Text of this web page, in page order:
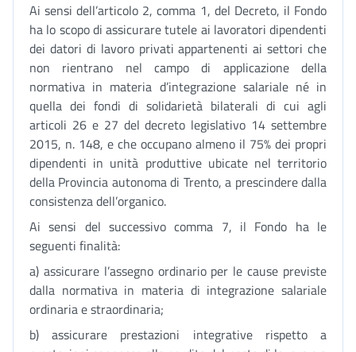
Ai sensi dell’articolo 2, comma 1, del Decreto, il Fondo
ha lo scopo di assicurare tutele ai lavoratori dipendenti
dei datori di lavoro privati appartenenti ai settori che
non rientrano nel campo di applicazione della
normativa in materia d’integrazione salariale né in
quella dei fondi di solidarietà bilaterali di cui agli
articoli 26 e 27 del decreto legislativo 14 settembre
2015, n. 148, e che occupano almeno il 75% dei propri
dipendenti in unità produttive ubicate nel territorio
della Provincia autonoma di Trento, a prescindere dalla
consistenza dell’organico.
Ai sensi del successivo comma 7, il Fondo ha le
seguenti finalità:
a) assicurare l’assegno ordinario per le cause previste
dalla normativa in materia di integrazione salariale
ordinaria e straordinaria;
b) assicurare prestazioni integrative rispetto a